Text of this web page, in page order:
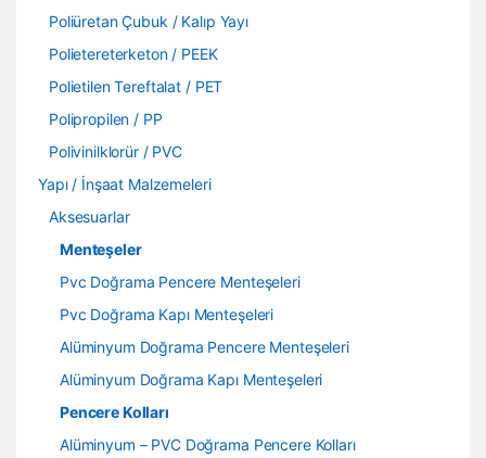
Poliüretan Çubuk / Kalıp Yayı
Polietereterketon / PEEK
Polietilen Tereftalat / PET
Polipropilen / PP
Polivinilklorür / PVC
Yapı / İnşaat Malzemeleri
Aksesuarlar
Menteşeler
Pvc Doğrama Pencere Menteşeleri
Pvc Doğrama Kapı Menteşeleri
Alüminyum Doğrama Pencere Menteşeleri
Alüminyum Doğrama Kapı Menteşeleri
Pencere Kolları
Alüminyum – PVC Doğrama Pencere Kolları